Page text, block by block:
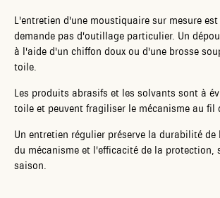
L'entretien d'une moustiquaire sur mesure
demande pas d'outillage particulier. Un
à l'aide d'un chiffon doux ou d'une brosse
toile.
Les produits abrasifs et les solvants sont à
toile et peuvent fragiliser le mécanisme au fil
Un entretien régulier préserve la durabilité
du mécanisme et l'efficacité de la protection,
saison.